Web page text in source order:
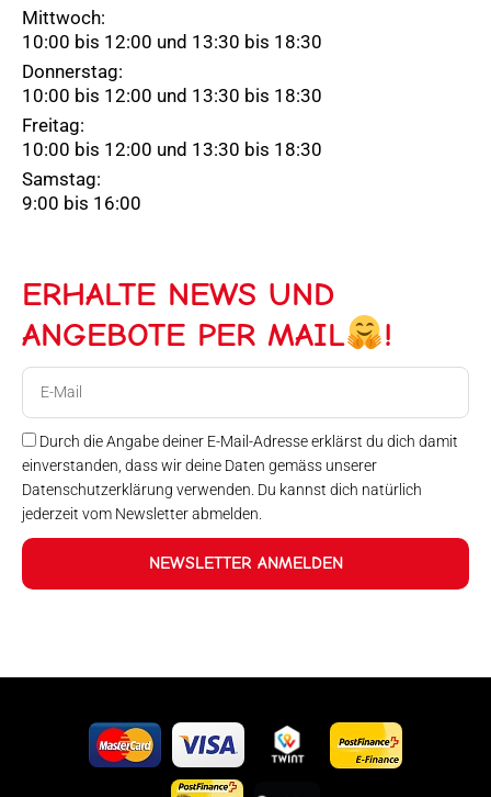
Mittwoch:
10:00 bis 12:00 und 13:30 bis 18:30
Donnerstag:
10:00 bis 12:00 und 13:30 bis 18:30
Freitag:
10:00 bis 12:00 und 13:30 bis 18:30
Samstag:
9:00 bis 16:00
ERHALTE NEWS UND
ANGEBOTE PER MAIL
!
Durch die Angabe deiner E-Mail-Adresse erklärst du dich damit
einverstanden, dass wir deine Daten gemäss unserer
Datenschutzerklärung verwenden. Du kannst dich natürlich
jederzeit vom Newsletter abmelden.
NEWSLETTER ANMELDEN